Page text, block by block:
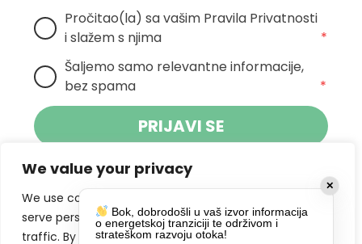
We value your privacy
We use cookies to enhance your browsing experience,
serve personalized ads or content, and analyze our
traffic. By clicking "Accept All", you consent to our use
Pročitao(la) sa vašim Pravila Privatnosti
i slažem s njima
*
Šaljemo samo relevantne informacije,
bez spama
*
PRIJAVI SE
Klikom na gumb dajete suglasnost za
primanje novosti Pokreta Otoka te se
slažete spolitikom privatnosti.
✕
Bok, dobrodošli u vaš izvor informacija
o energetskoj tranziciji te održivom i
strateškom razvoju otoka!